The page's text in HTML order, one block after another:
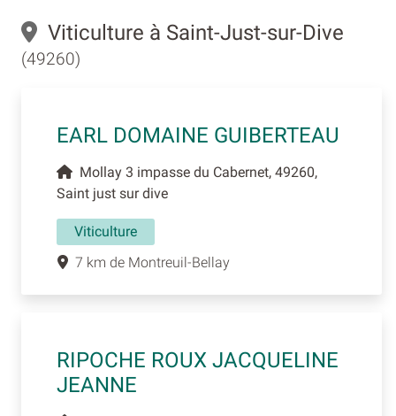
Viticulture à Saint-Just-sur-Dive
(49260)
EARL DOMAINE GUIBERTEAU
Mollay 3 impasse du Cabernet, 49260,
Saint just sur dive
Viticulture
7 km de Montreuil-Bellay
RIPOCHE ROUX JACQUELINE
JEANNE